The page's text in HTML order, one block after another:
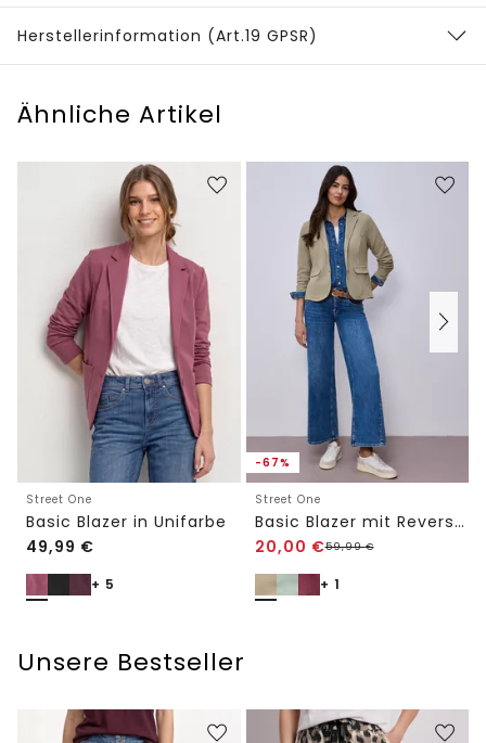
Herstellerinformation (Art.19 GPSR)
Ähnliche Artikel
Street One
Basic Blazer in Unifarbe
49,99 €
+ 5
-67%
Street One
Basic Blazer mit Reverskragen
20,00 €59,99€
+ 1
Unsere Bestseller